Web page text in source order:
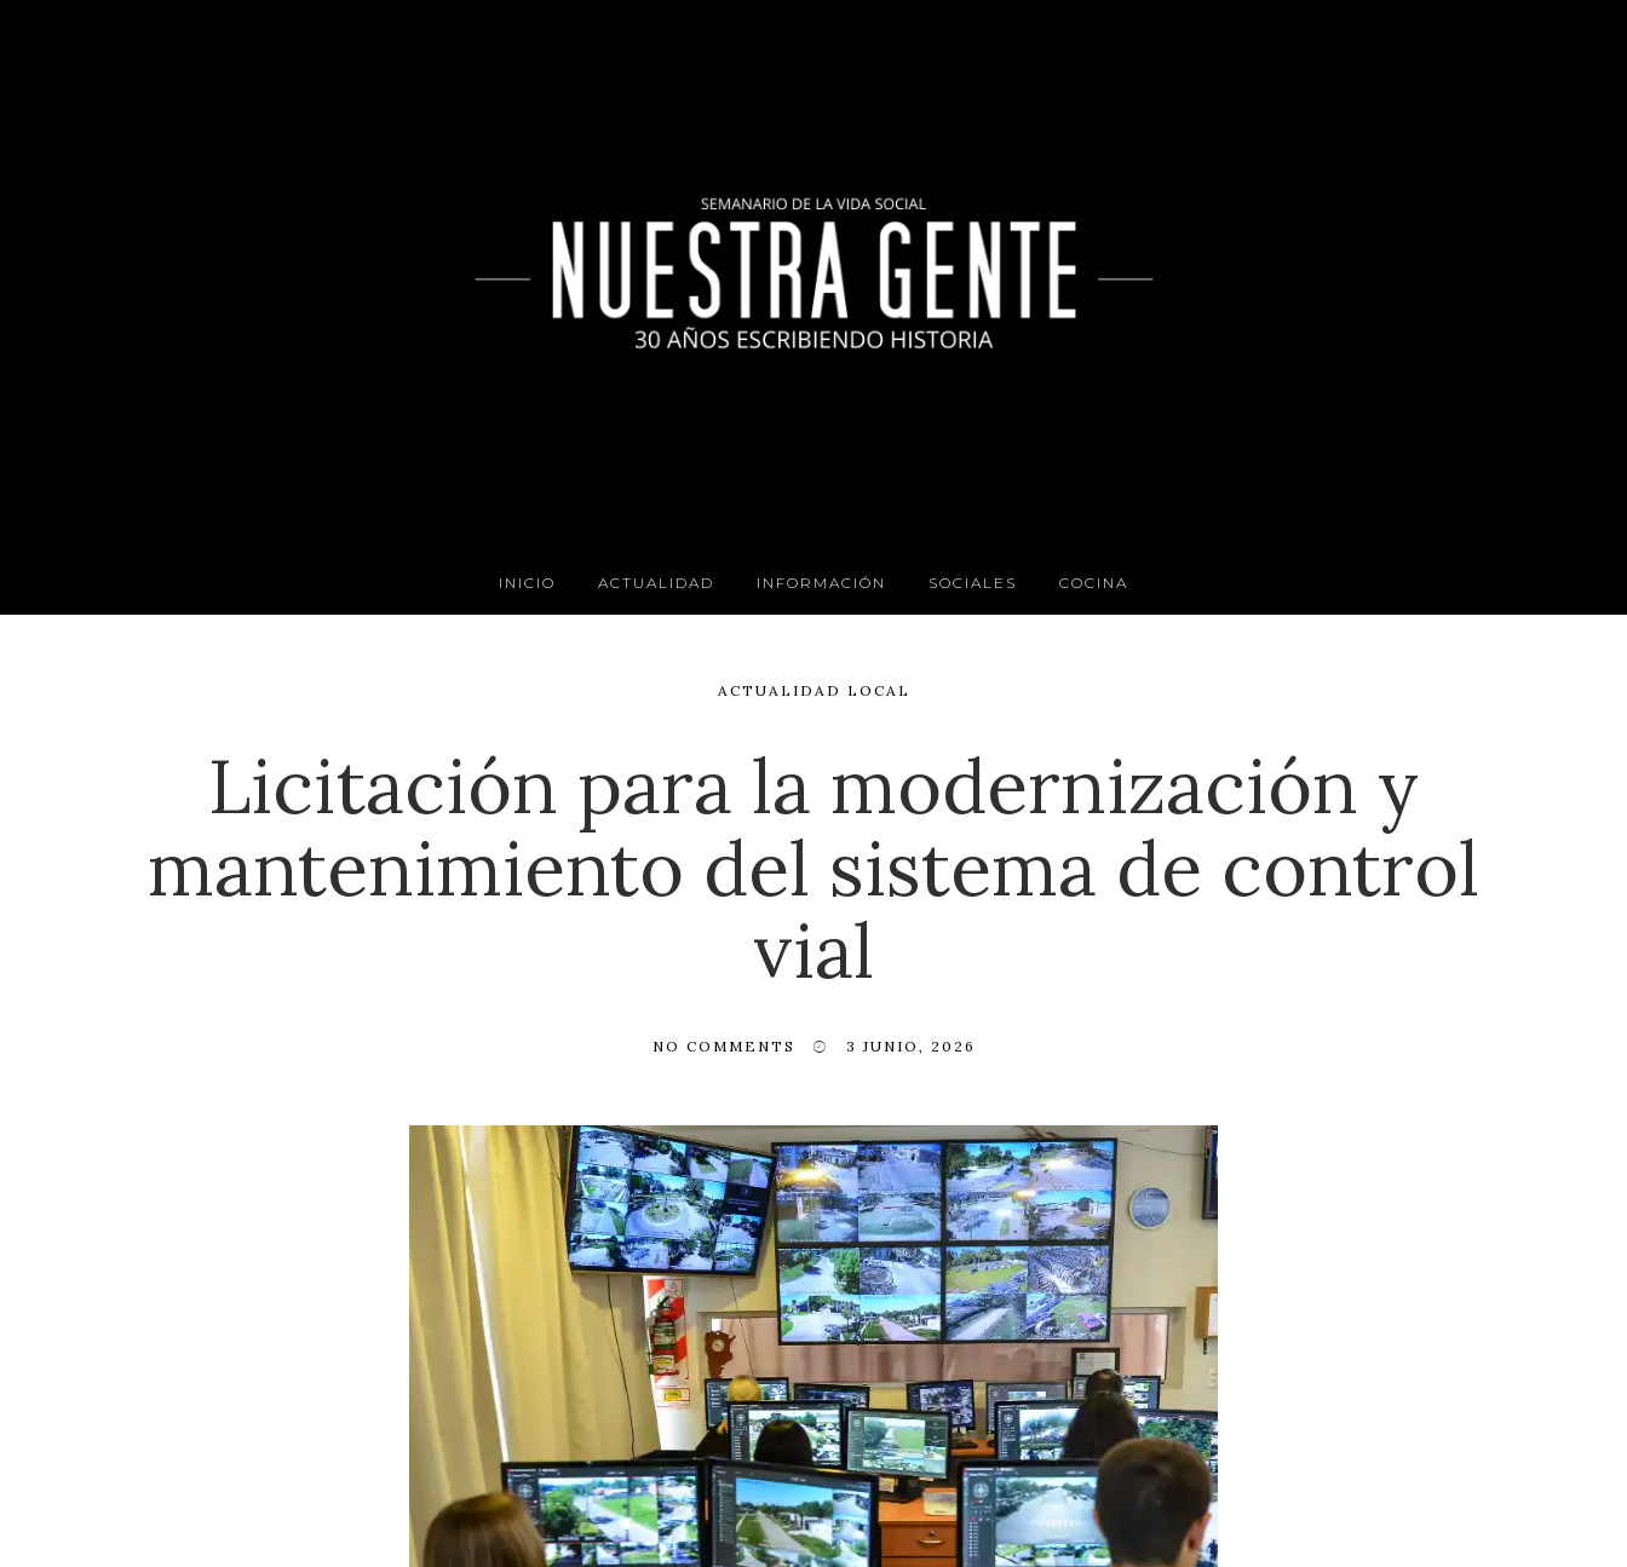
INICIO ACTUALIDAD INFORMACIÓN SOCIALES COCINA
ACTUALIDAD LOCAL
Licitación para la modernización y
mantenimiento del sistema de control
vial
NO COMMENTS 3 JUNIO, 2026